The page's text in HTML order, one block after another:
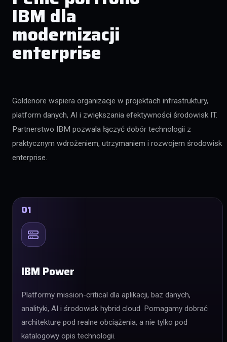
IBM dla
modernizacji
enterprise
Goldenore wspiera organizacje w projektach infrastruktury,
platform danych, AI i zwiększania efektywności środowisk IT.
Partnerstwo IBM pozwala łączyć dobór technologii z
praktycznym wdrożeniem, utrzymaniem i rozwojem środowisk
enterprise.
01
IBM Power
Platformy mission-critical dla aplikacji, baz danych,
analityki, AI i środowisk hybrid cloud. Pomagamy dobrać
architekturę pod realne obciążenia, a nie tylko pod
katalogowy opis technologii.